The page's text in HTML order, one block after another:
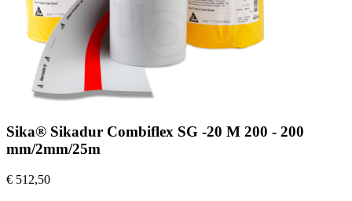
Sika® Sikadur Combiflex SG -20 M 200 - 200
mm/2mm/25m
€ 512,50